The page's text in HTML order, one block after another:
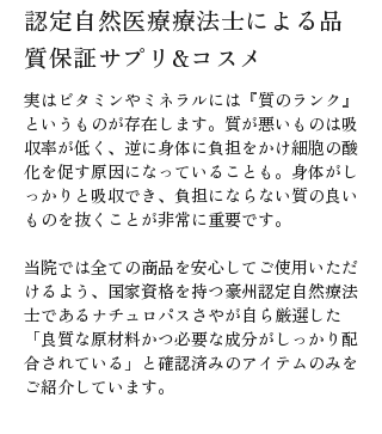
認定自然医療療法士による品
質保証サプリ&コスメ
実はビタミンやミネラルには『質のランク』
というものが存在します。質が悪いものは吸
収率が低く、逆に身体に負担をかけ細胞の酸
化を促す原因になっていることも。身体がし
っかりと吸収でき、負担にならない質の良い
ものを抜くことが非常に重要です。
当院では全ての商品を安心してご使用いただ
けるよう、国家資格を持つ豪州認定自然療法
士であるナチュロパスさやが自ら厳選した
「良質な原材料かつ必要な成分がしっかり配
合されている」と確認済みのアイテムのみを
ご紹介しています。